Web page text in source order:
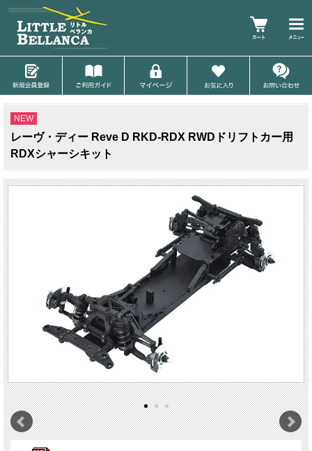
NEW
レーヴ・ディー Reve D RKD-RDX RWDドリフトカー用
RDXシャーシキット